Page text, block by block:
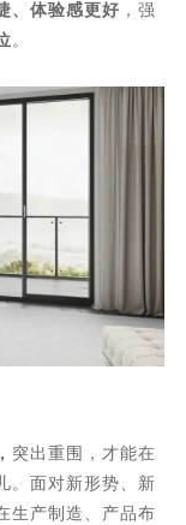
、体验感更好 ，强
。
突出重围，才能在
。面对新形势、新
生产制造、产品布